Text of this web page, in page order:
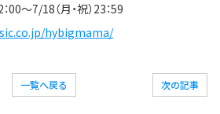
00～7/18（月・祝）23：59
hybigmama/
次の記事
一覧へ戻る